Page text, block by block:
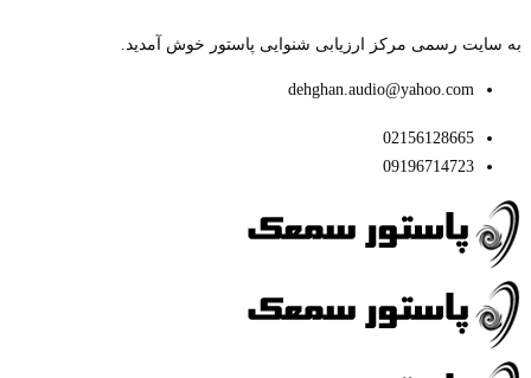
به سایت رسمی مرکز ارزیابی شنوایی پاستور خوش آمدید.
dehghan.audio@yahoo.com
02156128665
09196714723